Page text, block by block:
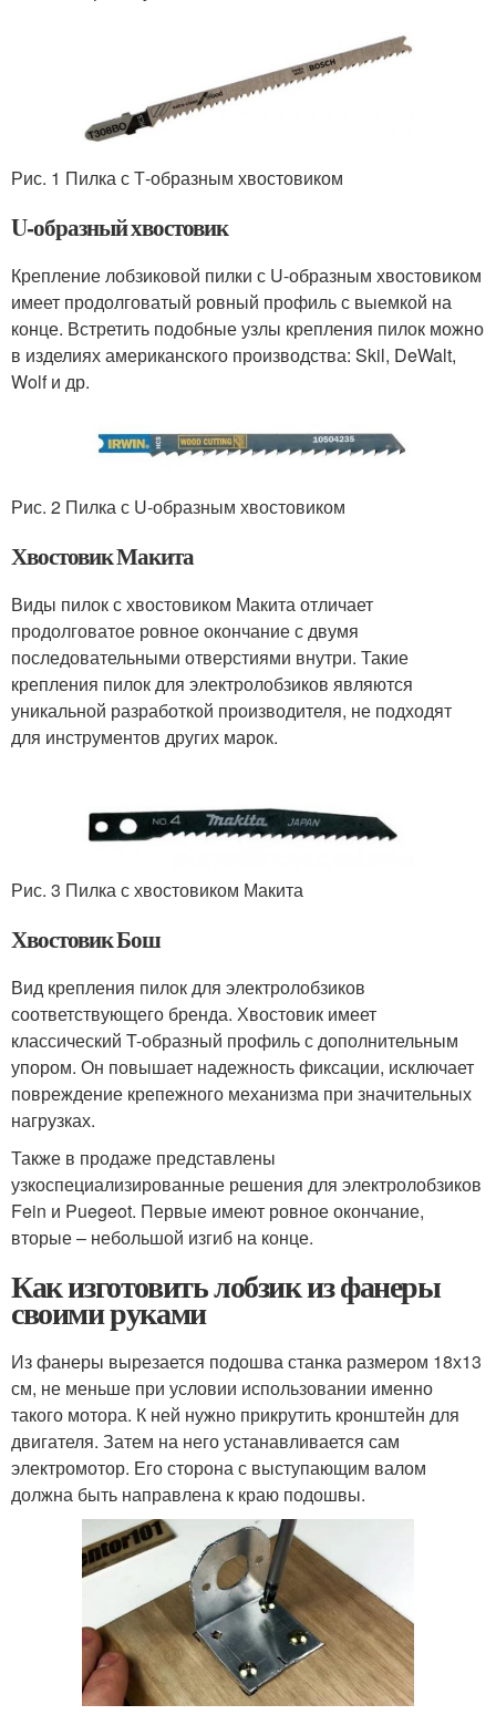
Рис. 1 Пилка с Т-образным хвостовиком
U-образный хвостовик
Крепление лобзиковой пилки с U-образным хвостовиком
имеет продолговатый ровный профиль с выемкой на
конце. Встретить подобные узлы крепления пилок можно
в изделиях американского производства: Skil, DeWalt,
Wolf и др.
Рис. 2 Пилка с U-образным хвостовиком
Хвостовик Макита
Виды пилок с хвостовиком Макита отличает
продолговатое ровное окончание с двумя
последовательными отверстиями внутри. Такие
крепления пилок для электролобзиков являются
уникальной разработкой производителя, не подходят
для инструментов других марок.
Рис. 3 Пилка с хвостовиком Макита
Хвостовик Бош
Вид крепления пилок для электролобзиков
соответствующего бренда. Хвостовик имеет
классический T-образный профиль с дополнительным
упором. Он повышает надежность фиксации, исключает
повреждение крепежного механизма при значительных
нагрузках.
Также в продаже представлены
узкоспециализированные решения для электролобзиков
Fein и Puegeot. Первые имеют ровное окончание,
вторые – небольшой изгиб на конце.
Как изготовить лобзик из фанеры
своими руками
Из фанеры вырезается подошва станка размером 18х13
см, не меньше при условии использовании именно
такого мотора. К ней нужно прикрутить кронштейн для
двигателя. Затем на него устанавливается сам
электромотор. Его сторона с выступающим валом
должна быть направлена к краю подошвы.